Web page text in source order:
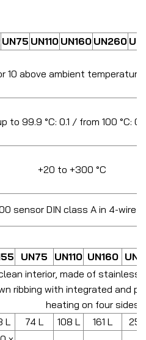
UN75 UN110 UN160 UN260
10 above ambient temperature
to 99.9 °C: 0.1 / from 100 °C:
+20 to +300 °C
sensor DIN class A in 4-wire-
UN75 UN110 UN160
interior, made of stainless
ribbing with integrated and
heating on four sides
L 74 L 108 L 161 L